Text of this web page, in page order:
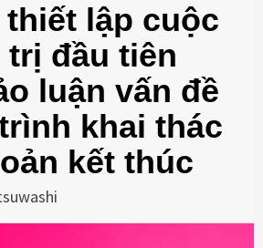
lập cuộc
đầu tiên
luận vấn đề
khai thác
kết thúc